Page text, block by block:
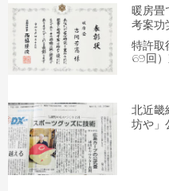
暖房畳
考案功
特許取
69回
北近畿
坊や」